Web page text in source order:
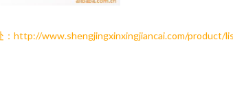
：http://www.shengjingxinxingjiancai.com/product/